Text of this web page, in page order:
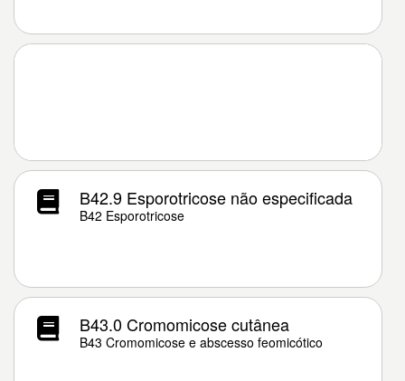
B42.9 Esporotricose não especificada
B42 Esporotricose
B43.0 Cromomicose cutânea
B43 Cromomicose e abscesso feomicótico